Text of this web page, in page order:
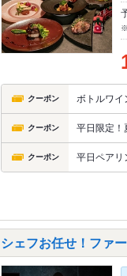
※
クーポン ボトルワイ
クーポン 平日限定！
クーポン 平日ペア
シェフお任せ！ファ